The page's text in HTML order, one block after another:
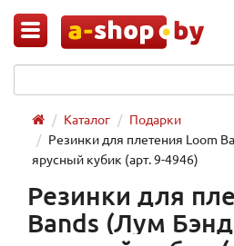
Каталог
Подарки
Резинки для плетения Loom
ярусный кубик (арт. 9-4946)
Резинки для
Bands (Лум